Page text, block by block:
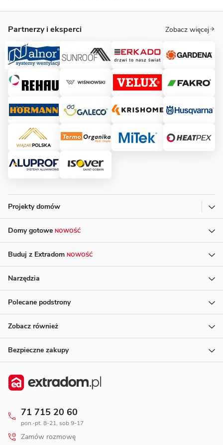
Partnerzy i eksperci Zobacz więcej
Projekty domów
Domy gotowe NOWOŚĆ
Buduj z Extradom NOWOŚĆ
Narzędzia
Polecane podstrony
Zobacz również
Bezpieczne zakupy
71 715 20 60
pon.-pt. 8-21, sob 9-17
Zamów rozmowę